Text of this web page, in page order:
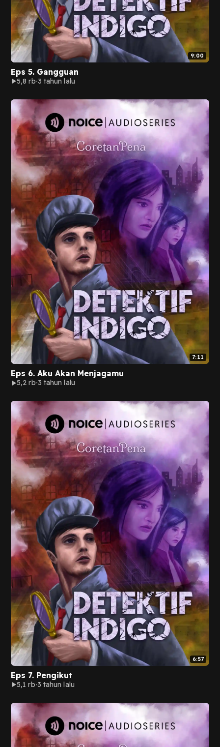
9:00
Eps 5. Gangguan
5,8 rb 3 tahun lalu
7:11
Eps 6. Aku Akan Menjagamu
5,2 rb 3 tahun lalu
6:57
Eps 7. Pengikut
5,1 rb 3 tahun lalu